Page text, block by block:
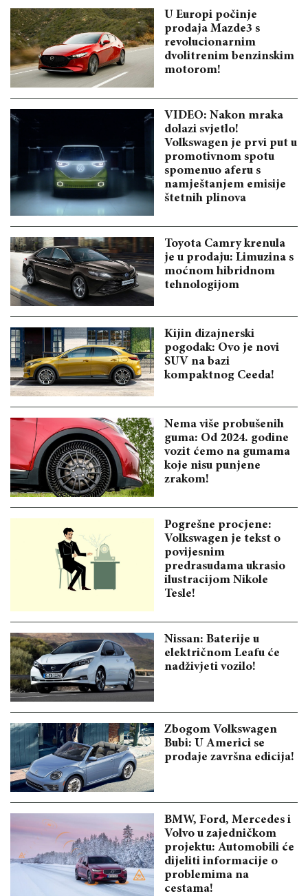
U Europi počinje
prodaja Mazde3 s
revolucionarnim
dvolitrenim benzinskim
motorom!
VIDEO: Nakon mraka
dolazi svjetlo!
Volkswagen je prvi put u
promotivnom spotu
spomenuo aferu s
namještanjem emisije
štetnih plinova
Toyota Camry krenula
je u prodaju: Limuzina s
moćnom hibridnom
tehnologijom
Kijin dizajnerski
pogodak: Ovo je novi
SUV na bazi
kompaktnog Ceeda!
Nema više probušenih
guma: Od 2024. godine
vozit ćemo na gumama
koje nisu punjene
zrakom!
Pogrešne procjene:
Volkswagen je tekst o
povijesnim
predrasudama ukrasio
ilustracijom Nikole
Tesle!
Nissan: Baterije u
električnom Leafu će
nadživjeti vozilo!
Zbogom Volkswagen
Bubi: U Americi se
prodaje završna edicija!
BMW, Ford, Mercedes i
Volvo u zajedničkom
projektu: Automobili će
dijeliti informacije o
problemima na
cestama!